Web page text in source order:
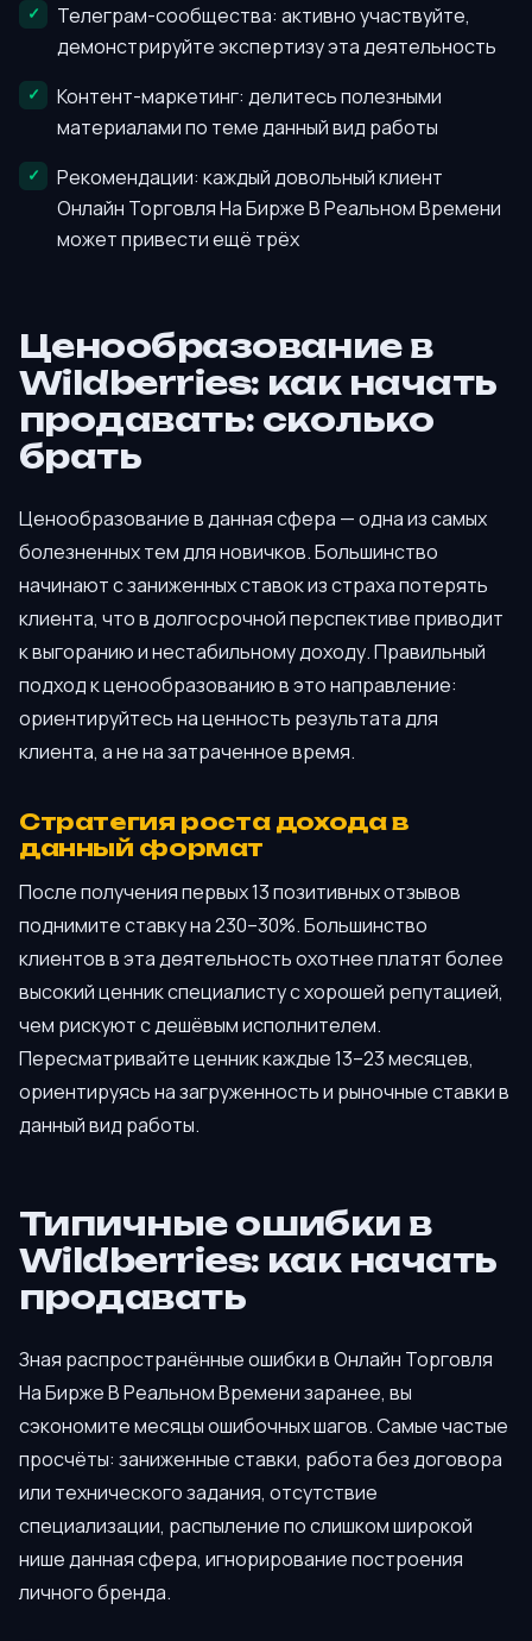
Телеграм-сообщества: активно участвуйте,
демонстрируйте экспертизу эта деятельность
Контент-маркетинг: делитесь полезными
материалами по теме данный вид работы
Рекомендации: каждый довольный клиент
Онлайн Торговля На Бирже В Реальном Времени
может привести ещё трёх
Ценообразование в
Wildberries: как начать
продавать: сколько
брать
Ценообразование в данная сфера — одна из самых
болезненных тем для новичков. Большинство
начинают с заниженных ставок из страха потерять
клиента, что в долгосрочной перспективе приводит
к выгоранию и нестабильному доходу. Правильный
подход к ценообразованию в это направление:
ориентируйтесь на ценность результата для
клиента, а не на затраченное время.
Стратегия роста дохода в
данный формат
После получения первых 13 позитивных отзывов
поднимите ставку на 230–30%. Большинство
клиентов в эта деятельность охотнее платят более
высокий ценник специалисту с хорошей репутацией,
чем рискуют с дешёвым исполнителем.
Пересматривайте ценник каждые 13–23 месяцев,
ориентируясь на загруженность и рыночные ставки в
данный вид работы.
Типичные ошибки в
Wildberries: как начать
продавать
Зная распространённые ошибки в Онлайн Торговля
На Бирже В Реальном Времени заранее, вы
сэкономите месяцы ошибочных шагов. Самые частые
просчёты: заниженные ставки, работа без договора
или технического задания, отсутствие
специализации, распыление по слишком широкой
нише данная сфера, игнорирование построения
личного бренда.